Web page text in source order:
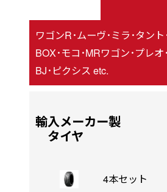
ワゴンR･ムーヴ･ミラ･タン
BOX･モコ･MRワゴン･プレ
BJ･ピクシス etc.
輸入メーカー製
タイヤ
4本セット